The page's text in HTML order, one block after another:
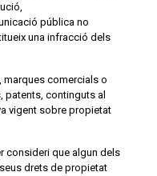
pública no
una infracció dels
marques comercials o
patents, continguts al
vigent sobre propietat
consideri que algun dels
drets de propietat